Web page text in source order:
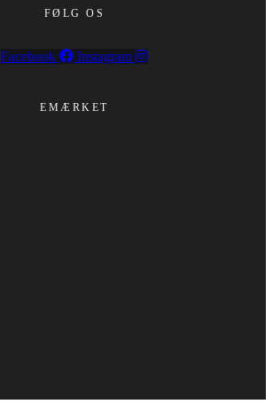
FØLG OS
Facebook Instagram
EMÆRKET